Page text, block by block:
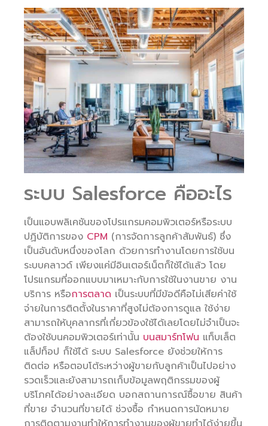
ระบบ Salesforce คืออะไร
เป็นแอบพลิเคชันของโปรแกรมคอมพิวเตอร์หรือระบบ
ปฏิบัติการของ CPM (การจัดการลูกค้าสัมพันธ์) ซึ่ง
เป็นอันดับหนึ่งของโลก ด้วยการทำงานโดยการใช้บน
ระบบคลาวด์ เพียงแค่มีอินเตอร์เน็ตก็ใช้ได้แล้ว โดย
โปรแกรมที่ออกแบบมาเหมาะกับการใช้ในงานขาย งาน
บริการ หรือการตลาด เป็นระบบที่มีข้อดีคือไม่เสียค่าใช้
จ่ายในการติดตั้งในราคาที่สูงไม่ต้องการดูแล ใช้ง่าย
สามารถให้บุคลากรที่เกี่ยวข้องใช้ได้เลยโดยไม่จำเป็นจะ
ต้องใช้บนคอมพิวเตอร์เท่านั้น บนสมาร์ทโฟน แท็บเล็ต
แล็ปท็อป ก็ใช้ได้ ระบบ Salesforce ยังช่วยให้การ
ติดต่อ หรือตอบโต้ระหว่างผู้ขายกับลูกค้าเป็นไปอย่าง
รวดเร็วและยังสามารถเก็บข้อมูลพฤติกรรมของผู้
บริโภคได้อย่างละเอียด บอกสถานการณ์ซื้อขาย สินค้า
ที่ขาย จำนวนที่ขายได้ ช่วงซื้อ กำหนดการนัดหมาย